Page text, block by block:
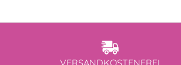
VERSANDKOSTENFREI